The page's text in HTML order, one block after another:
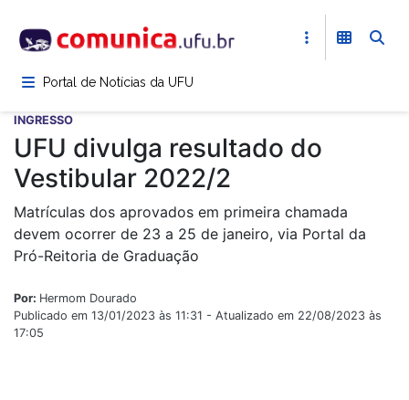
para
conteúdoPortal de Notícias da UFU
INGRESSO
UFU divulga resultado do
Vestibular 2022/2
Matrículas dos aprovados em primeira chamada
devem ocorrer de 23 a 25 de janeiro, via Portal da
Pró-Reitoria de Graduação
Por: Hermom Dourado
Publicado em 13/01/2023 às 11:31 - Atualizado em 22/08/2023 às
17:05